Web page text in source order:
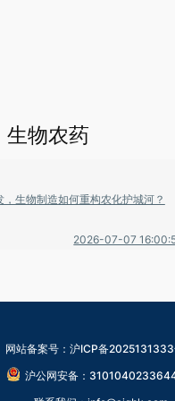
生物农药
，生物制造如何重构农化护城河？
2026-07-07
网站备案号：沪ICP备
沪公网安备：